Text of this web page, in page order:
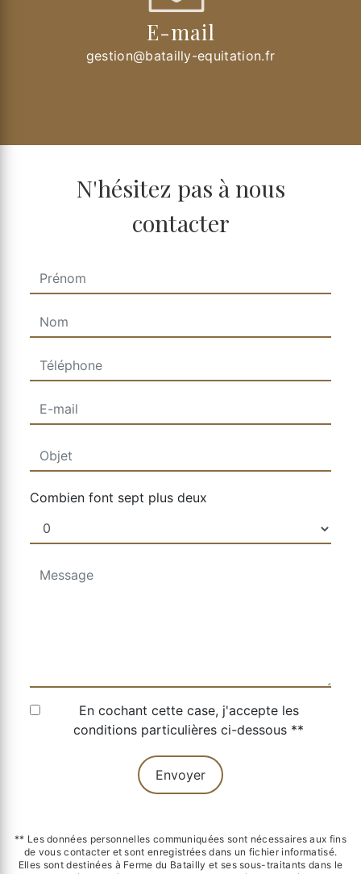
E-mail
gestion@batailly-equitation.fr
N'hésitez pas à nous
contacter
Combien font sept plus deux
En cochant cette case, j'accepte les
conditions particulières ci-dessous **
Envoyer
** Les données personnelles communiquées sont nécessaires aux fins
de vous contacter et sont enregistrées dans un fichier informatisé.
Elles sont destinées à Ferme du Batailly et ses sous-traitants dans le